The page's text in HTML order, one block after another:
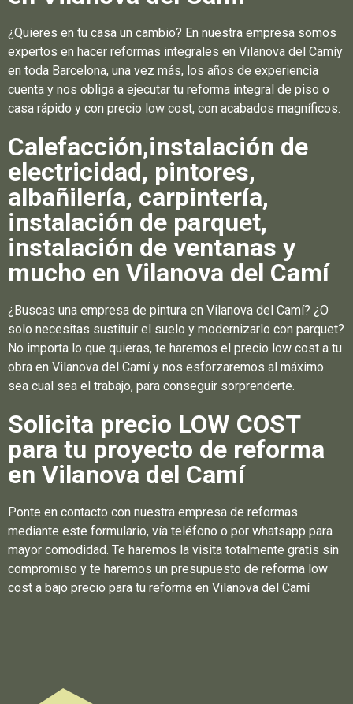
¿Quieres en tu casa un cambio? En nuestra empresa somos
expertos en hacer reformas integrales en Vilanova del Camíy
en toda Barcelona, una vez más, los años de experiencia
cuenta y nos obliga a ejecutar tu reforma integral de piso o
casa rápido y con precio low cost, con acabados magníficos.
Calefacción,instalación de
electricidad, pintores,
albañilería, carpintería,
instalación de parquet,
instalación de ventanas y
mucho en Vilanova del Camí
¿Buscas una empresa de pintura en Vilanova del Camí? ¿O
solo necesitas sustituir el suelo y modernizarlo con parquet?
No importa lo que quieras, te haremos el precio low cost a tu
obra en Vilanova del Camí y nos esforzaremos al máximo
sea cual sea el trabajo, para conseguir sorprenderte.
Solicita precio LOW COST
para tu proyecto de reforma
en Vilanova del Camí
Ponte en contacto con nuestra empresa de reformas
mediante este formulario, vía teléfono o por whatsapp para
mayor comodidad. Te haremos la visita totalmente gratis sin
compromiso y te haremos un presupuesto de reforma low
cost a bajo precio para tu reforma en Vilanova del Camí